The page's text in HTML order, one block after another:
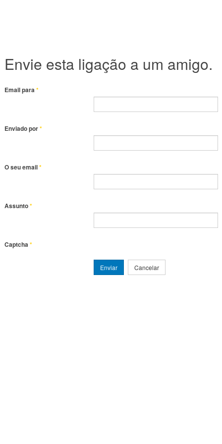
Envie esta ligação a um amigo.
Email para*
Enviado por*
O seu email*
Assunto*
Captcha*
Enviar Cancelar